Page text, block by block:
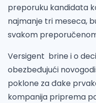
preporuku kandidata
najmanje tri meseca,
svakom
Versigent brine i o
obezbeđujući
poklone za đake
kompanija priprema